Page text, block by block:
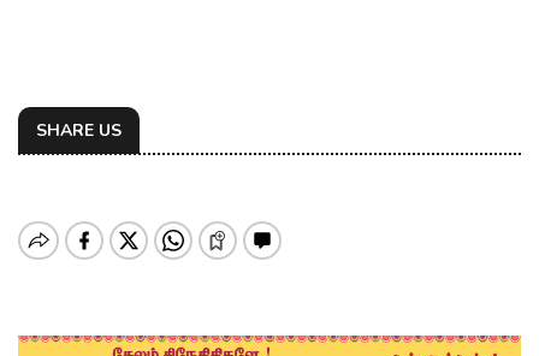
SHARE US